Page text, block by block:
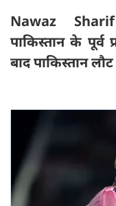
Nawaz
पाकिस्तान के पूर्व
बाद पाकिस्तान